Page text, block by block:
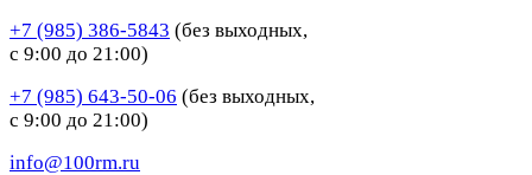
+7 (985) 386-5843 (без выходных,
с 9:00 до 21:00)
+7 (985) 643-50-06 (без выходных,
с 9:00 до 21:00)
info@100rm.ru